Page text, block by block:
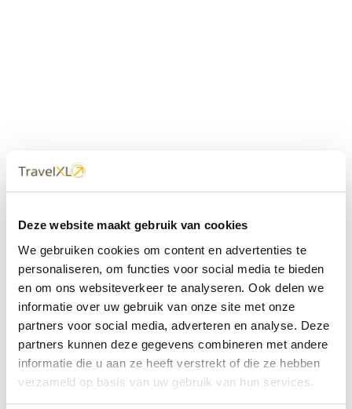
Deze website maakt gebruik van cookies
We gebruiken cookies om content en advertenties te
personaliseren, om functies voor social media te bieden
en om ons websiteverkeer te analyseren. Ook delen we
informatie over uw gebruik van onze site met onze
partners voor social media, adverteren en analyse. Deze
partners kunnen deze gegevens combineren met andere
informatie die u aan ze heeft verstrekt of die ze hebben
verzameld op basis van uw gebruik van hun services.
dichtbij
Met 60+ verkooppunten in Nederland en België staan wij
met onze XL Travelcenters, mobiele reisadviseurs van
TravelXL@Home en deze website altijd voor uw vakantie
klaar.
• Ontzorgen van A-Z • Onafhankelijk advies • Maatwerk •
Bespaar tijd en stress
TravelXLreisbureau's